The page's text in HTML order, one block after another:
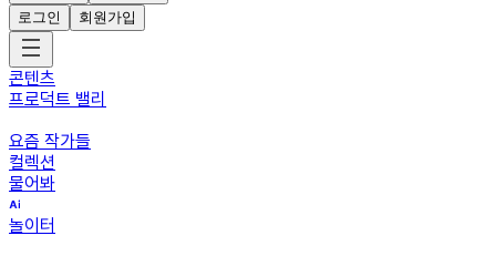
로그인
회원가입
콘텐츠
프로덕트 밸리
요즘 작가들
컬렉션
물어봐
놀이터